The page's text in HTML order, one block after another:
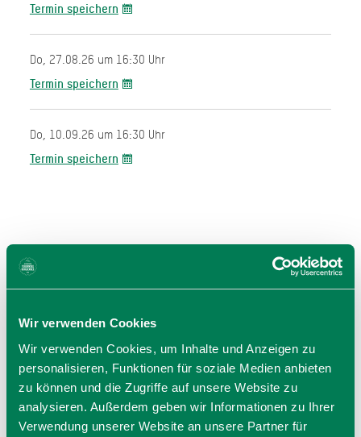
Wir verwenden Cookies
Wir verwenden Cookies, um Inhalte und Anzeigen zu
personalisieren, Funktionen für soziale Medien anbieten
zu können und die Zugriffe auf unsere Website zu
analysieren. Außerdem geben wir Informationen zu Ihrer
Verwendung unserer Website an unsere Partner für
Termin speichern
Do, 27.08.26 um 16:30 Uhr
Termin speichern
Do, 10.09.26 um 16:30 Uhr
Termin speichern
Preise
Mit Gästekarte kostenlos
ansonsten 5 Euro